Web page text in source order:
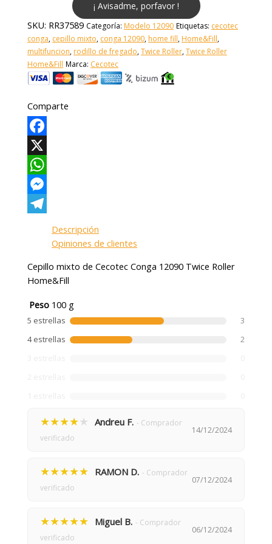
¡ Avisadme, porfavor !
SKU: RR37589 Categoría: Modelo 12090 Etiquetas: cecotec
conga, cepillo mixto, conga 12090, home fill, Home&Fill,
multifuncion, rodillo de fregado,Twice Roller,Twice Roller
Home&Fill Marca: Cecotec
Comparte
Facebook
X
WhatsApp
Messenger
Descripción
Opiniones de clientes
Cepillo mixto de Cecotec Conga 12090 Twice Roller
Home&Fill
Peso 100 g
5 estrellas
3
4 estrellas
2
★★★★★ Andreu F. - Comprador
verificado
14/12/2024
★★★★★ RAMON D. - Comprador
verificado
07/12/2024
★★★★★ Miguel B. - Comprador
verificado
06/12/2024